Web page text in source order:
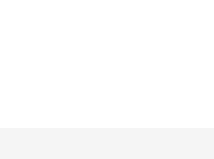
性价比，旨在为不同规模与